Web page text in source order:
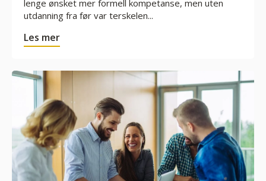
lenge ønsket mer formell kompetanse, men uten
utdanning fra før var terskelen...
Les mer